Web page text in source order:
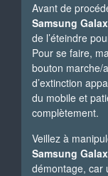
Avant de
Samsung
de l’éteindre
Pour se faire,
bouton marche/
d’extinction
du mobile et
complètement.
Veillez à
Samsung
démontage, car